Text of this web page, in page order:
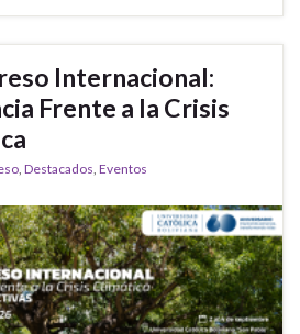
Internacional:
Frente a la Crisis
, Destacados, Eventos